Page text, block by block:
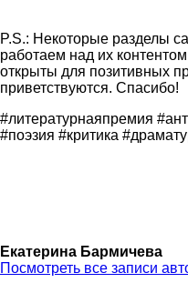
P.S.: Некоторые разделы
работаем над их
открыты для позитивных
приветствуются. Спасибо!
#литературнаяпремия
#поэзия #критика
Екатерина Бармичева
Посмотреть все записи